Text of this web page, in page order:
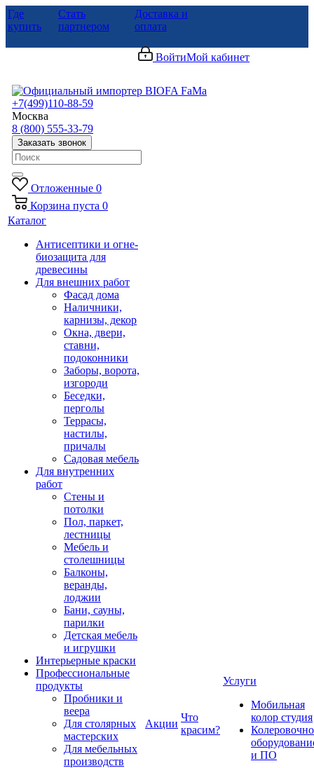
Где
купить
Стать
партнером
Доставка и
оплата
ВойтиМой кабинет
+7(499)110-88-59
Москва
8 (800) 555-33-79
Заказать звонок
Отложенные 0
Корзина пуста 0
Каталог
Антисептики и огне-
биозащита для
древесины
Для внешних работ
Фасад дома
Наличники,
карнизы, декор
Окна, двери,
ставни,
подоконники
Заборы, ворота,
изгороди
Беседки,
перголы
Террасы,
настилы,
причалы
Садовая мебель
Для внутренних
работ
Стены и
потолки
Пол, паркет,
лестницы
Мебель и
столешницы
Балконы,
веранды,
лоджии
Бани, сауны,
парилки
Детская мебель
и игрушки
Интерьерные краски
Профессиональные
продукты
Пробники и
веера
Для столярных
мастерских
Для мебельных
производств
Акции
Что
красим?
Услуги
Мобильная
колор студия
и ПО